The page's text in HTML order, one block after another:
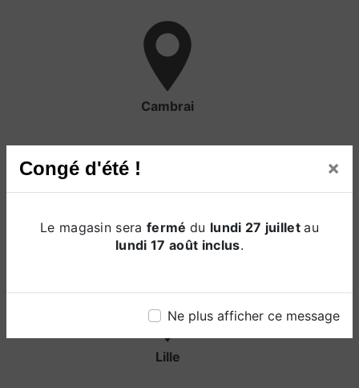
Congé d'été ! ×
Le magasin serafermé du lundi 27 juilletau
lundi 17 août inclus.
Ne plus afficher ce message
Cambrai
Valencienne
Lille